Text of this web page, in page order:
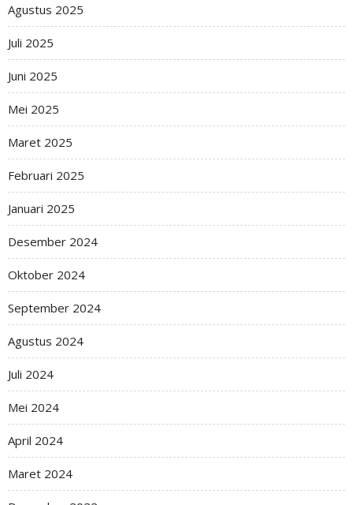
Agustus 2025
Juli 2025
Juni 2025
Mei 2025
Maret 2025
Februari 2025
Januari 2025
Desember 2024
Oktober 2024
September 2024
Agustus 2024
Juli 2024
Mei 2024
April 2024
Maret 2024